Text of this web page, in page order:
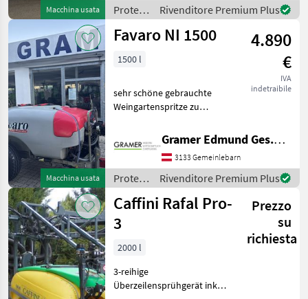
Macchina usata
vollautomatische
Protezione
piante /
Lipco
Rivenditore Premium Plus
Macchina usata
Favaro NI 1500
4.890
€
IVA
indetraibile
1500 l
sehr schöne gebrauchte
Weingartenspritze zu
Knickdeichsel, elektr. 2
Teilbreiten
Gleichdruckarmatur mit
elektr. Druckverstellung;
Reinwassertank, Hand
Gramer Edmund Ges.m.b.H.
3133 Gemeinlebarn
Protezione
piante /
Favaro
Rivenditore Premium Plus
Caffini Rafal Pro-
3
Prezzo
su
richiesta
2000 l
3-reihige
Überzeilensprühgerät inkl.